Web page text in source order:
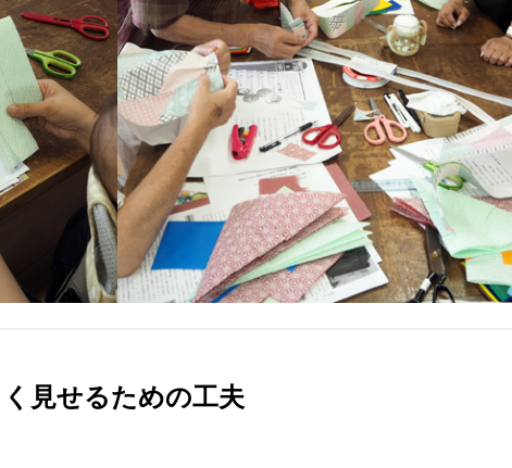
見せるための工夫